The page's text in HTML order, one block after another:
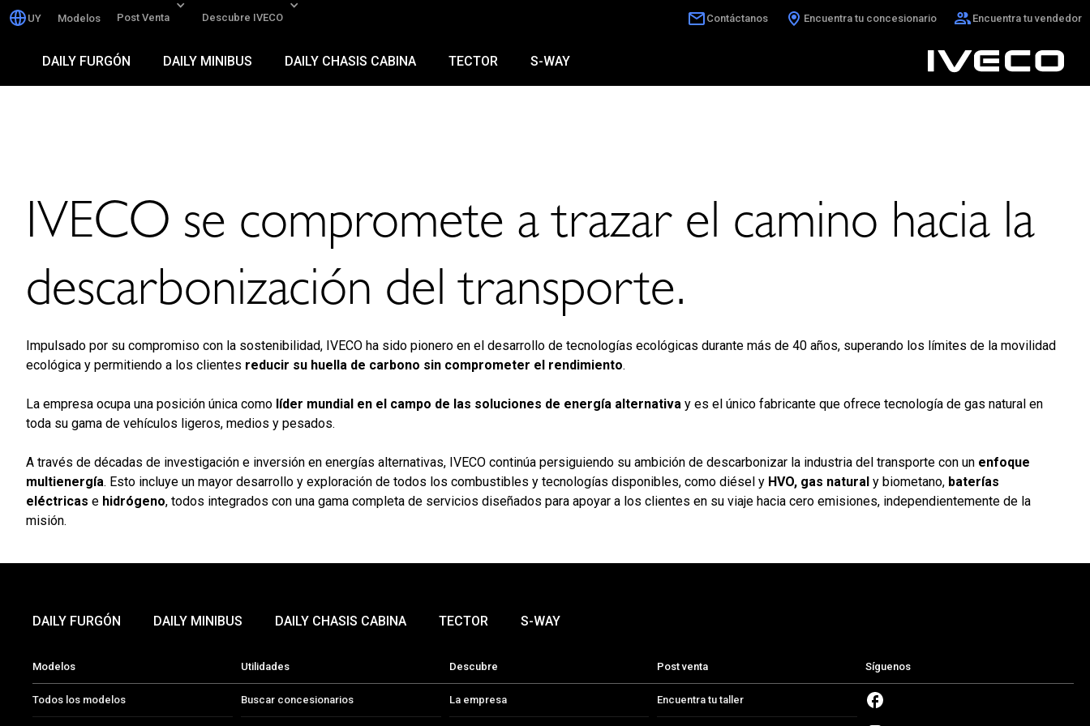
UY Modelos Post Venta Descubre IVECO Contáctanos Encuentra tu concesionario Encuentra tu vendedor
DAILY FURGÓN DAILY MINIBUS DAILY CHASIS CABINA TECTOR S-WAY
IVECO se compromete a trazar el camino hacia la
descarbonización del transporte.
Impulsado por su compromiso con la sostenibilidad, IVECO ha sido pionero en el desarrollo de tecnologías ecológicas durante más de 40 años, superando los límites de la movilidad
ecológica y permitiendo a los clientes reducir su huella de carbono sin comprometer el rendimiento.
La empresa ocupa una posición única como líder mundial en el campo de las soluciones de energía alternativa y es el único fabricante que ofrece tecnología de gas natural en
toda su gama de vehículos ligeros, medios y pesados.
A través de décadas de investigación e inversión en energías alternativas, IVECO continúa persiguiendo su ambición de descarbonizar la industria del transporte con un enfoque
multienergía. Esto incluye un mayor desarrollo y exploración de todos los combustibles y tecnologías disponibles, como diésel y HVO, gas natural y biometano, baterías
eléctricas e hidrógeno, todos integrados con una gama completa de servicios diseñados para apoyar a los clientes en su viaje hacia cero emisiones, independientemente de la
misión.
DAILY FURGÓN DAILY MINIBUS DAILY CHASIS CABINA TECTOR S-WAY
Modelos
Todos los modelos
Utilidades
Buscar concesionarios
Descubre
La empresa
Post venta
Encuentra tu taller
Síguenos